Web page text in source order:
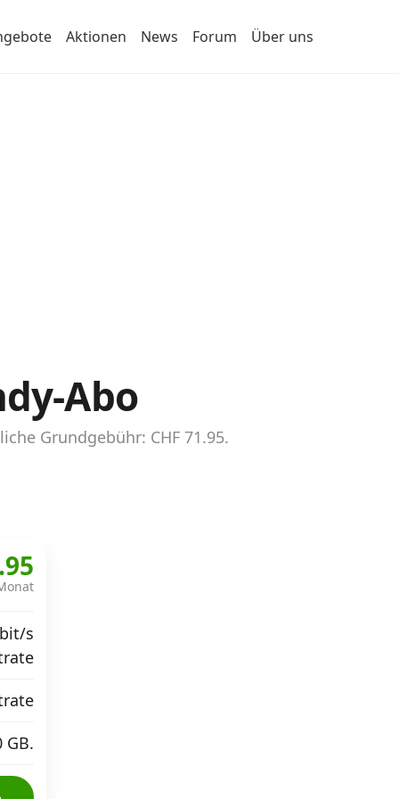
Aktionen News Forum Über uns
Abo
Grundgebühr: CHF 71.95.
s
GB.